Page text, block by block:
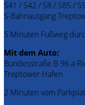
S41 / S42 / S8 / S85 /
S-Bahnausgang
5 Minuten Fußweg
Mit dem Auto:
Bundesstraße B 96 a
Treptower Hafen
2 Minuten vom